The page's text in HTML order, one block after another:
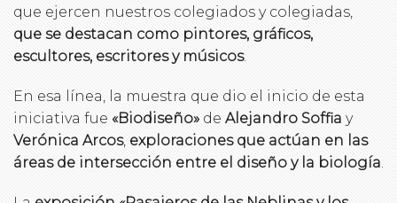
que ejercen nuestros colegiados y colegiadas,
que se destacan como pintores, gráficos,
escultores, escritores y músicos.
En esa línea, la muestra que dio el inicio de esta
iniciativa fue «Biodiseño» de Alejandro Soffia y
Verónica Arcos, exploraciones que actúan en las
áreas de intersección entre el diseño y la biología.